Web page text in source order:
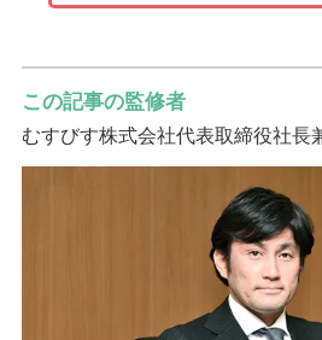
この記事の監修者
むすびす株式会社代表取締役社長